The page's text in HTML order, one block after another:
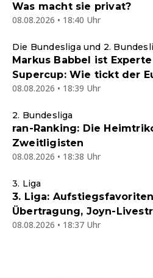
Was macht sie privat?
08.08.2026 • 18:40 Uhr
Die Bundesliga und 2.
Markus Babbel ist
Supercup: Wie tickt der
privat?
08.08.2026 • 18:39 Uhr
2. Bundesliga
ran-Ranking: Die
Zweitligisten
08.08.2026 • 18:38 Uhr
3. Liga
3. Liga:
Übertragung, Joyn-
Informationen zur Saison
08.08.2026 • 18:37 Uhr